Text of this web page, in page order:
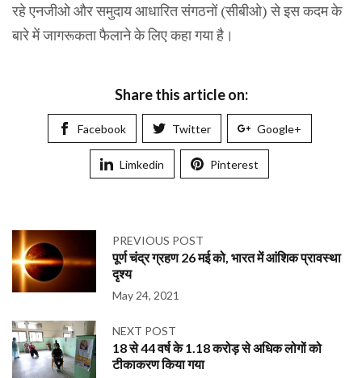
रहे एनजीओ और समुदाय आधारित संगठनों (सीबीओ) से इस कदम के
बारे में जागरूकता फैलाने के लिए कहा गया है।
Share this article on:
Facebook Twitter Google+
Limkedin Pinterest
PREVIOUS POST
पूर्ण चंद्र ग्रहण 26 मई को, भारत में आंशिक प्रावस्था
दृश्य
May 24, 2021
NEXT POST
18 से 44 वर्ष के 1.18 करोड़ से अधिक लोगों को
टीकाकरण किया गया